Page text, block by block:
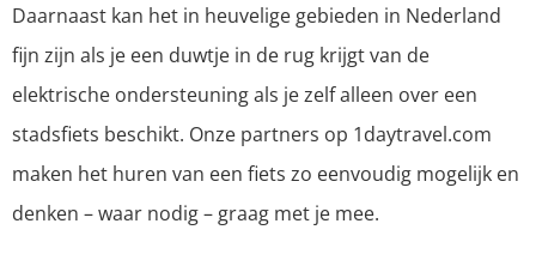
Daarnaast kan het in heuvelige gebieden in Nederland
fijn zijn als je een duwtje in de rug krijgt van de
elektrische ondersteuning als je zelf alleen over een
stadsfiets beschikt. Onze partners op 1daytravel.com
maken het huren van een fiets zo eenvoudig mogelijk en
denken – waar nodig – graag met je mee.